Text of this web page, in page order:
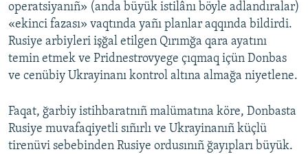
operatsiyanıñ» (anda büyük istilânı böyle adlandıralar)
«ekinci fazası» vaqtında yañı planlar aqqında bildirdi.
Rusiye arbiyleri işğal etilgen Qırımğa qara ayatını
temin etmek ve Pridnestrovyege çıqmaq içün Donbas
ve cenübiy Ukrayinanı kontrol altına almağa niyetlene.
Faqat, ğarbiy istihbaratnıñ malümatına köre, Donbasta
Rusiye muvafaqiyetli sıñırlı ve Ukrayinanıñ küçlü
tirenüvi sebebinden Rusiye ordusınıñ ğayıpları büyük.